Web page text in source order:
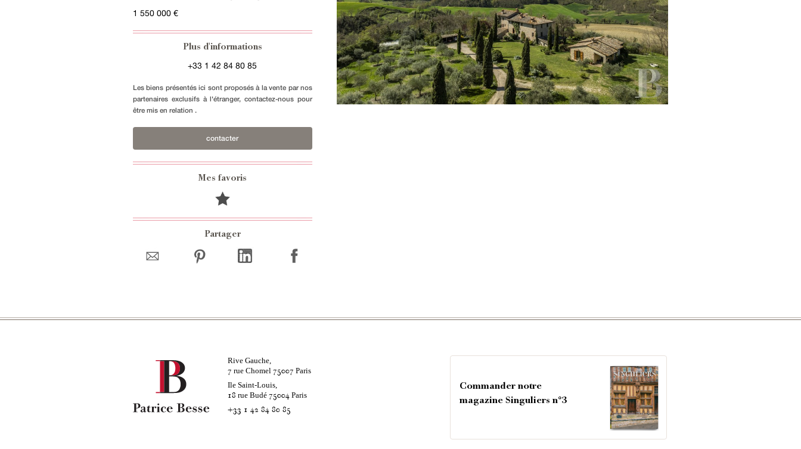
1 550 000 €
Plus d'informations
+33 1 42 84 80 85
Les biens présentés ici sont proposés à la vente par nos
partenaires exclusifs à l'étranger, contactez-nous pour
être mis en relation .
contacter
Mes favoris
Partager
Rive Gauche,
7 rue Chomel 75007 Paris
Ile Saint-Louis,
18 rue Budé 75004Paris
+33 1 42 84 80 85
Commander notre
magazine Singuliers n°3